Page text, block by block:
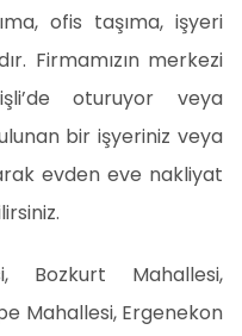
ofis taşıma, işyeri
Firmamızın merkezi
oturuyor veya
bir işyeriniz veya
evden eve nakliyat
Bozkurt Mahallesi,
Mahallesi, Ergenekon